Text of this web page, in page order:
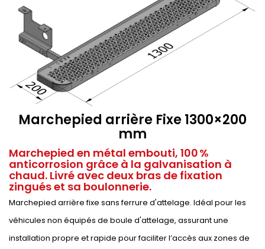
Marchepied arrière Fixe 1300×200
mm
Marchepied en métal embouti, 100 %
anticorrosion grâce à la galvanisation à
chaud. Livré avec deux bras de fixation
zingués et sa boulonnerie.
Marchepied arrière fixe sans ferrure d'attelage. Idéal pour les
véhicules non équipés de boule d'attelage, assurant une
installation propre et rapide pour faciliter l’accès aux zones de